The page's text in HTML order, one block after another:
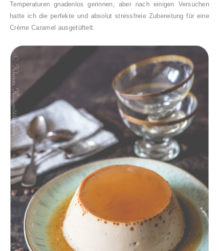
Temperaturen gnadenlos gerinnen, aber nach einigen Versuchen
hatte ich die perfekte und absolut stressfreie Zubereitung für eine
Crème Caramel ausgetüftelt.